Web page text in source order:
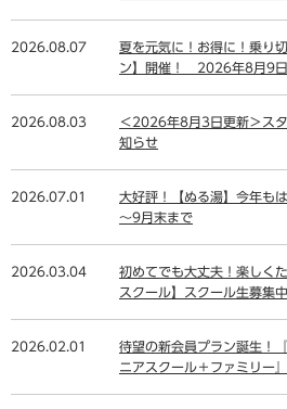
2026.08.07
夏を元気に！お得に！乗り
ン】開催！ 2026年8月9日
2026.08.03
＜2026年8月3日更新＞ス
知らせ
2026.07.01
大好評！【ぬる湯】今年
～9月末まで
2026.03.04
初めてでも大丈夫！楽しく
スクール】スクール生募集中
2026.02.01
待望の新会員プラン誕生！
ニアスクール＋ファミリー